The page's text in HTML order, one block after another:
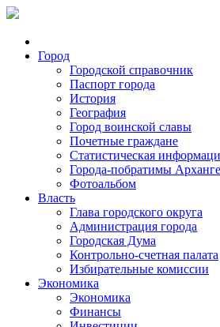
Город
Городской справочник
Паспорт города
История
География
Город воинской славы
Почетные граждане
Статистическая
Города-побратимы
Фотоальбом
Власть
Глава городского округа
Администрация города
Городская Дума
Контрольно-счетная палата
Избирательные комиссии
Экономика
Экономика
Финансы